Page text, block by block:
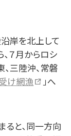
岸を北上して
、７月からロシ
三陸沖、常磐
け網漁
」へ
ると、同一方向